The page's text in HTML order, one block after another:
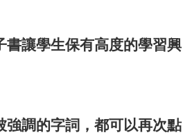
書讓學生保有高度的學習興
強調的字詞，都可以再次點